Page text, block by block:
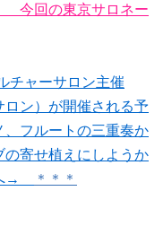
今回の東京サロネー
チャーサロン主催
ン）が開催される予
フルートの三重奏か
寄せ植えにしようか
へ→
＊＊＊